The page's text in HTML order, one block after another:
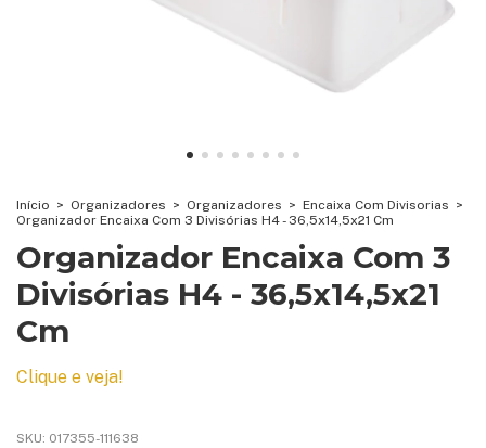
Início > Organizadores > Organizadores > Encaixa Com Divisorias >
Organizador Encaixa Com 3 Divisórias H4 - 36,5x14,5x21 Cm
Organizador Encaixa Com 3
Divisórias H4 - 36,5x14,5x21
Cm
Clique e veja!
SKU: 017355-111638